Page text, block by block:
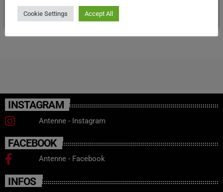
today
INSTAGRAM
Antenne - Instagram
FACEBOOK
Antenne - Facebook
INFOS
Cookie Settings Accept All